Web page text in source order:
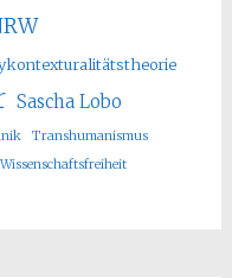
Sascha Lobo
Transhumanismus
Wissenschaftsfreiheit